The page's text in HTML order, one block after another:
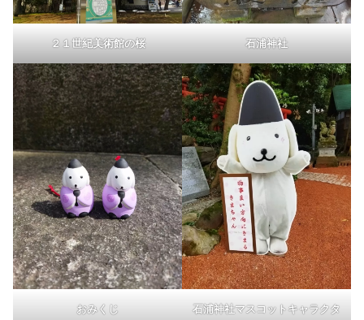
２１世紀美術館の桜 石浦神社
おみくじ 石浦神社マスコットキャラクタ